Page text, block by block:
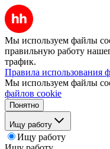
Мы используем файлы
правильную работу
трафик.
Правила использования
Мы используем файлы
файлов cookie
Понятно
Ищу работу
Ищу работу